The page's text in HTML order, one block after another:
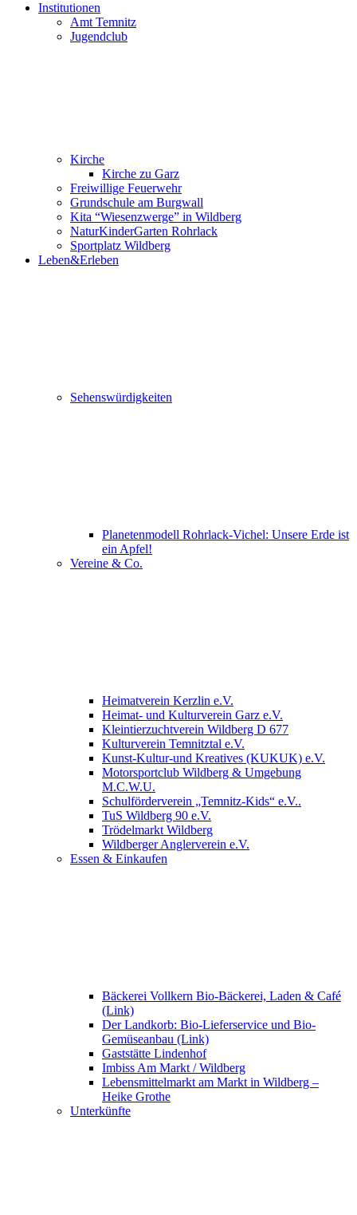
Institutionen
Amt Temnitz
Jugendclub
Kirche
Kirche zu Garz
Freiwillige Feuerwehr
Grundschule am Burgwall
Kita “Wiesenzwerge” in Wildberg
NaturKinderGarten Rohrlack
Sportplatz Wildberg
Leben&Erleben
Sehenswürdigkeiten
Planetenmodell Rohrlack-Vichel: Unsere Erde ist
ein Apfel!
Vereine & Co.
Heimatverein Kerzlin e.V.
Heimat- und Kulturverein Garz e.V.
Kleintierzuchtverein Wildberg D 677
Kulturverein Temnitztal e.V.
Kunst-Kultur-und Kreatives (KUKUK) e.V.
Motorsportclub Wildberg & Umgebung
M.C.W.U.
Schulförderverein „Temnitz-Kids“ e.V..
TuS Wildberg 90 e.V.
Trödelmarkt Wildberg
Wildberger Anglerverein e.V.
Essen & Einkaufen
Bäckerei Vollkern Bio-Bäckerei, Laden & Café
(Link)
Der Landkorb: Bio-Lieferservice und Bio-
Gemüseanbau (Link)
Gaststätte Lindenhof
Imbiss Am Markt / Wildberg
Lebensmittelmarkt am Markt in Wildberg –
Heike Grothe
Unterkünfte